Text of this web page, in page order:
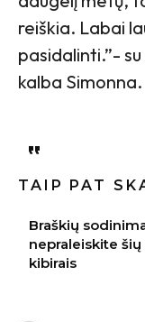
reiškia. Labai
pasidalinti.”-
kalba Simonna.
TAIP PAT
Vasaros
įvaizdį